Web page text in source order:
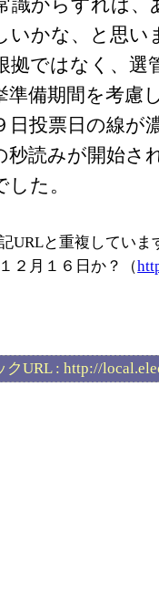
いかな、と思い
拠ではなく、選
準備期間を考慮
日投票日の線が
秒読みが開始さ
た。
URLと重複していま
２月１６日か？（
クURL : http://